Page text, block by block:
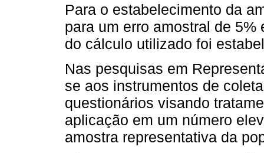
Para o estabelecimento da
para um erro amostral de
do cálculo utilizado foi
Nas pesquisas em
se aos instrumentos de
questionários visando
aplicação em um número
amostra representativa da